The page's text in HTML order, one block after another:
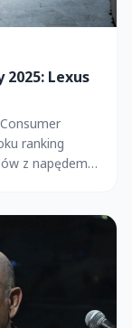
Lexus
ranking
z napędem